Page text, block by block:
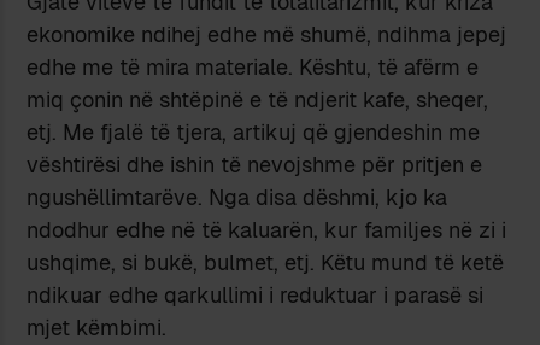
ekonomike ndihej edhe më shumë, ndihma jepej
edhe me të mira materiale. Kështu, të afërm e
miq çonin në shtëpinë e të ndjerit kafe, sheqer,
etj. Me fjalë të tjera, artikuj që gjendeshin me
vështirësi dhe ishin të nevojshme për pritjen e
ngushëllimtarëve. Nga disa dëshmi, kjo ka
ndodhur edhe në të kaluarën, kur familjes në zi i
ushqime, si bukë, bulmet, etj. Këtu mund të ketë
ndikuar edhe qarkullimi i reduktuar i parasë si
mjet këmbimi.